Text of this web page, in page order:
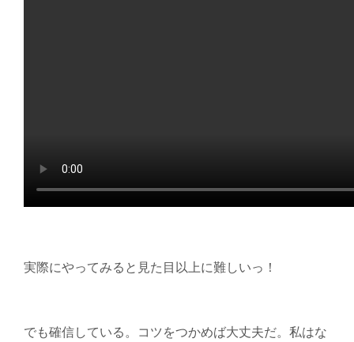
実際にやってみると見た目以上に難しいっ！
でも確信している。コツをつかめば大丈夫だ。私はな